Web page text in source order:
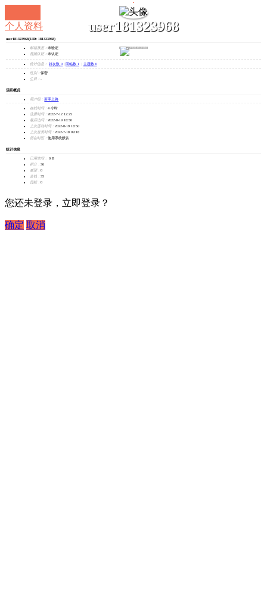
user181323968
发消息
个人资料
user181323968(UID: 181323968)
邮箱状态： 未验证
视频认证： 未认证
统计信息： 好友数 0 回帖数 1 主题数 0
性别： 保密
生日： -
活跃概况
用户组： 新手上路
在线时间： 4 小时
注册时间： 2022-7-12 12:25
最后访问： 2022-8-19 18:50
上次活动时间： 2022-8-19 18:50
上次发表时间： 2022-7-18 09:18
所在时区： 使用系统默认
统计信息
已用空间：
0 B
积分： 36
威望： 0
金钱： 35
贡献： 0
您还未登录，立即登录？
确定 取消